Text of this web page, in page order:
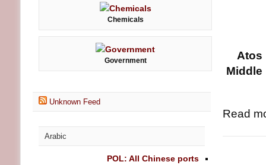
Atos
Middle
Read
Chemicals
Government
Unknown Feed
Arabic
POL: All Chinese ports